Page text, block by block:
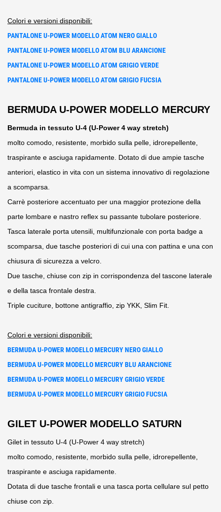
Colori e versioni disponibili:
PANTALONE U-POWER MODELLO ATOM NERO GIALLO
PANTALONE U-POWER MODELLO ATOM BLU ARANCIONE
PANTALONE U-POWER MODELLO ATOM GRIGIO VERDE
PANTALONE U-POWER MODELLO ATOM GRIGIO FUCSIA
BERMUDA U-POWER MODELLO MERCURY
Bermuda in tessuto U-4 (U-Power 4 way stretch)
molto comodo, resistente, morbido sulla pelle, idrorepellente,
traspirante e asciuga rapidamente. Dotato di due ampie tasche
anteriori, elastico in vita con un sistema innovativo di regolazione
a scomparsa.
Carrè posteriore accentuato per una maggior protezione della
parte lombare e nastro reflex su passante tubolare posteriore.
Tasca laterale porta utensili, multifunzionale con porta badge a
scomparsa, due tasche posteriori di cui una con pattina e una con
chiusura di sicurezza a velcro.
Due tasche, chiuse con zip in corrispondenza del tascone laterale
e della tasca frontale destra.
Triple cuciture, bottone antigraffio, zip YKK, Slim Fit.
Colori e versioni disponibili:
BERMUDA U-POWER MODELLO MERCURY NERO GIALLO
BERMUDA U-POWER MODELLO MERCURY BLU ARANCIONE
BERMUDA U-POWER MODELLO MERCURY GRIGIO VERDE
BERMUDA U-POWER MODELLO MERCURY GRIGIO FUCSIA
GILET U-POWER MODELLO SATURN
Gilet in tessuto U-4 (U-Power 4 way stretch)
molto comodo, resistente, morbido sulla pelle, idrorepellente,
traspirante e asciuga rapidamente.
Dotata di due tasche frontali e una tasca porta cellulare sul petto
chiuse con zip.